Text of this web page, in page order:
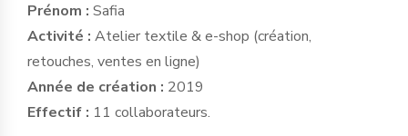
Prénom : Safia
Activité : Atelier textile & e-shop (création,
retouches, ventes en ligne)
Année de création : 2019
Effectif : 11 collaborateurs.